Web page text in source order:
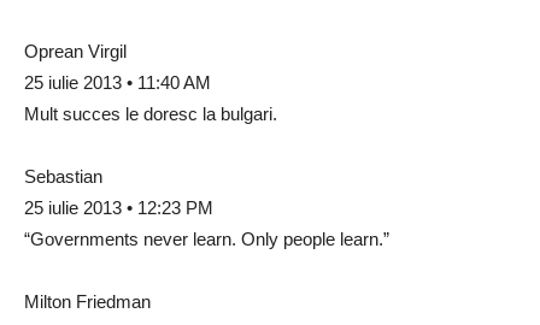
Oprean Virgil
25 iulie 2013 • 11:40 AM
Mult succes le doresc la bulgari.
Sebastian
25 iulie 2013 • 12:23 PM
“Governments never learn. Only people learn.”
Milton Friedman